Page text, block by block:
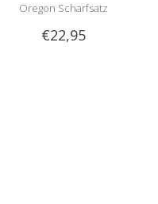
Oregon Scharfsatz
€22,95